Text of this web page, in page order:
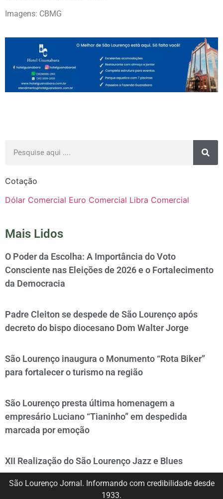
Imagens: CBMG
Cotação
Dólar Comercial Euro Comercial Libra Comercial
Mais Lidos
O Poder da Escolha: A Importância do Voto
Consciente nas Eleições de 2026 e o Fortalecimento
da Democracia
Padre Cleiton se despede de São Lourenço após
decreto do bispo diocesano Dom Walter Jorge
São Lourenço inaugura o Monumento “Rota Biker”
para fortalecer o turismo na região
São Lourenço presta última homenagem a
empresário Luciano “Tianinho” em despedida
marcada por emoção
XII Realização do São Lourenço Jazz e Blues
São Lourenço Jornal. Informando com credibilidade desde
1933.